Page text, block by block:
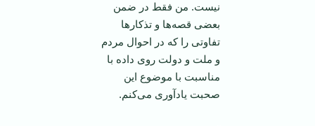
نیست. من فقط در ضمن
بعضی قصه‌ها و تذکارها
تفاوتی را که در احوال مردم
و ملت و دولت روی داده با
مناسبت با موضوع این
صحبت یادآوری می‌کنم.